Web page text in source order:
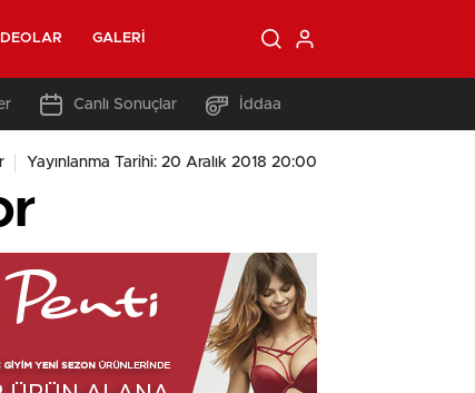
GALERI
Canlı Sonuçlar İddaa
Yayınlanma Tarihi: 20 Aralık 2018 20:00